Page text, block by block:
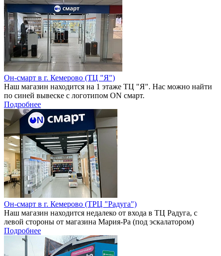
Он-смарт в г. Кемерово (ТЦ "Я")
Наш магазин находится на 1 этаже ТЦ "Я". Нас можно найти
по синей вывеске с логотипом ON смарт.
Подробнее
Он-смарт в г. Кемерово (ТРЦ "Радуга")
Наш магазин находится недалеко от входа в ТЦ Радуга, с
левой стороны от магазина Мария-Ра (под эскалатором)
Подробнее